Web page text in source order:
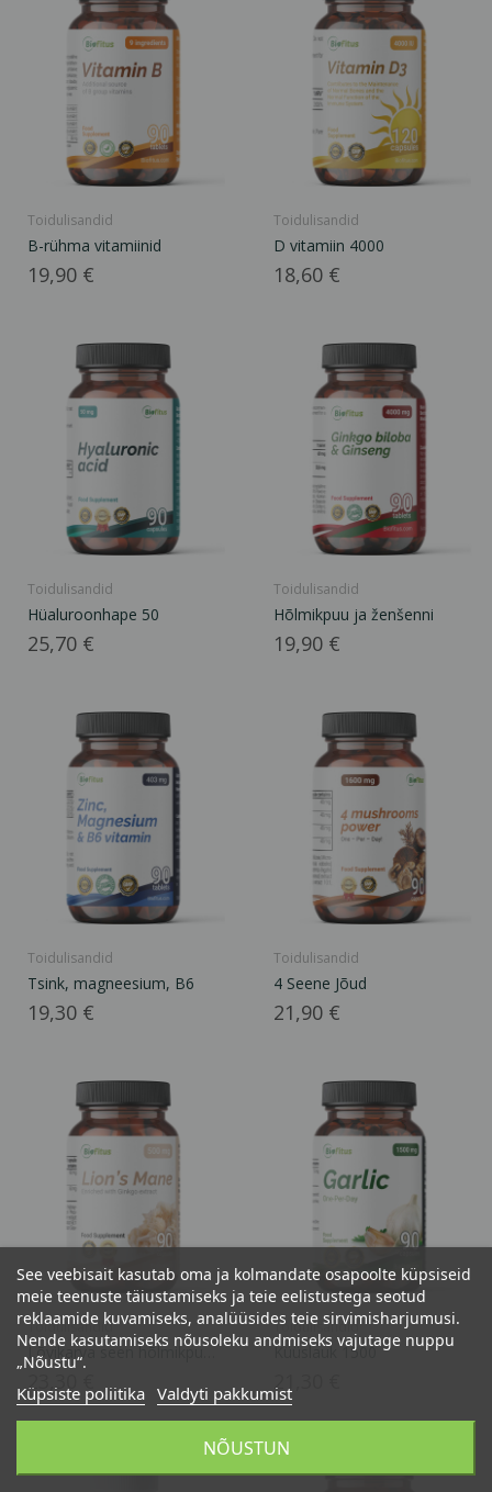
Toidulisandid
B-rühma vitamiinid
Hind
19,90 €
Toidulisandid
D vitamiin 4000
Hind
18,60 €
Toidulisandid
Hüaluroonhape 50
Hind
25,70 €
Toidulisandid
Hõlmikpuu ja ženšenni
Hind
19,90 €
Toidulisandid
Tsink, magneesium, B6
Hind
19,30 €
Toidulisandid
4 Seene Jõud
Hind
21,90 €
Toidulisandid
Lõvikarva seen hõlmikpuu
ekstraktiga
23,30 €
Toidulisandid
Küüslauk 1500
21,30 €
See veebisait kasutab oma ja kolmandate osapoolte küpsiseid
meie teenuste täiustamiseks ja teie eelistustega seotud
reklaamide kuvamiseks, analüüsides teie sirvimisharjumusi.
Nende kasutamiseks nõusoleku andmiseks vajutage nuppu
„Nõustu“.
Küpsiste poliitika Valdyti pakkumist
NÕUSTUN